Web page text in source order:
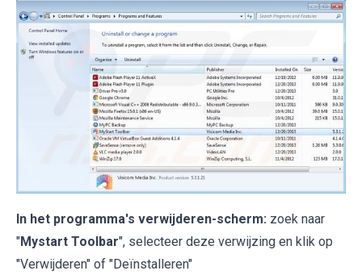
In het programma's verwijderen-scherm: zoek naar
"Mystart Toolbar", selecteer deze verwijzing en klik op
"Verwijderen" of "Deïnstalleren"